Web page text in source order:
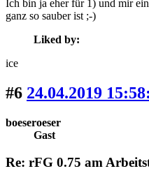
Ich bin ja eher für 1) und mir
ganz so sauber ist ;-)
Liked by:
ice
#6 24.04.2019
boeseroeser
Gast
Re: rFG 0.75 am